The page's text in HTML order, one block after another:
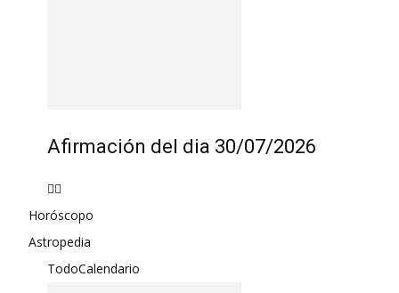
Afirmación del dia 30/07/2026
Horóscopo
Astropedia
TodoCalendario